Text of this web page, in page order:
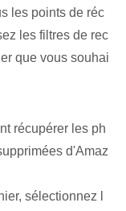
les points de réc
les filtres de rec
que vous souhai
récupérer les ph
d'Amaz
sélectionnez l